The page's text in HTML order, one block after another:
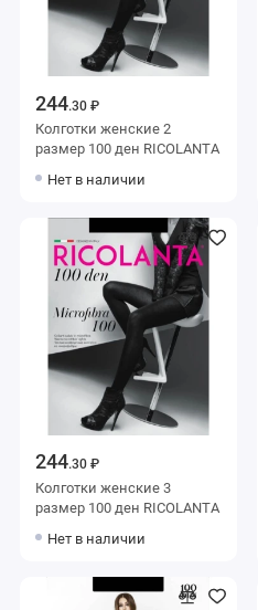
244.30 ₽
Колготки женские 2
размер 100 ден RICOLANTA
Нет в наличии
244.30 ₽
Колготки женские 3
размер 100 ден RICOLANTA
Нет в наличии